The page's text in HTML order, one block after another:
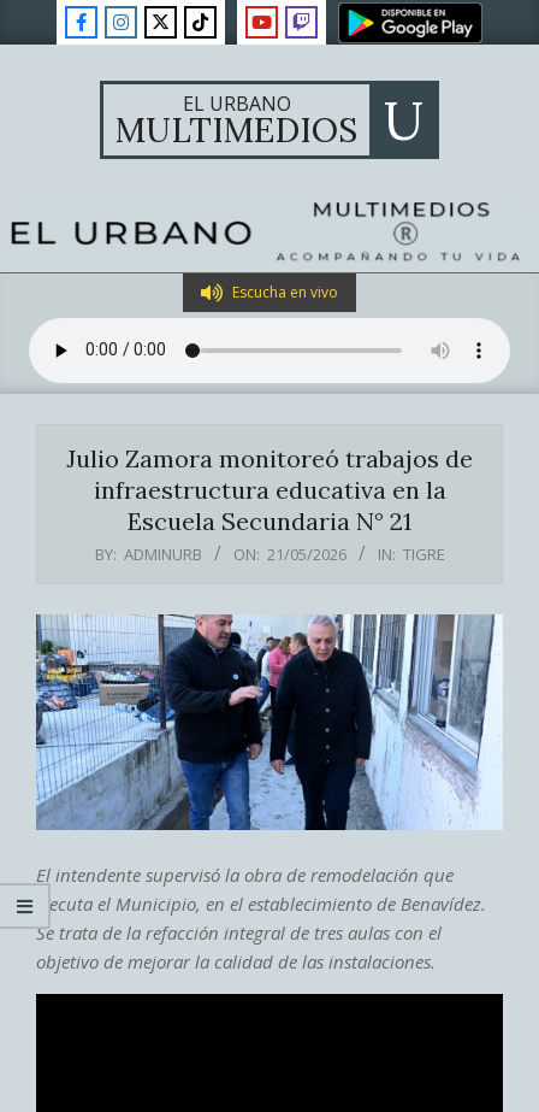
to
EL URBANO
MULTIMEDIOS U
Navigation
Menu
Escucha en vivo
Julio Zamora monitoreó trabajos de
infraestructura educativa en la
Escuela Secundaria N° 21
BY: ADMINURB ON: 21/05/2026 IN: TIGRE
El intendente supervisó la obra de remodelación que
ejecuta el Municipio, en el establecimiento de Benavídez.
Se trata de la refacción integral de tres aulas con el
objetivo de mejorar la calidad de las instalaciones.